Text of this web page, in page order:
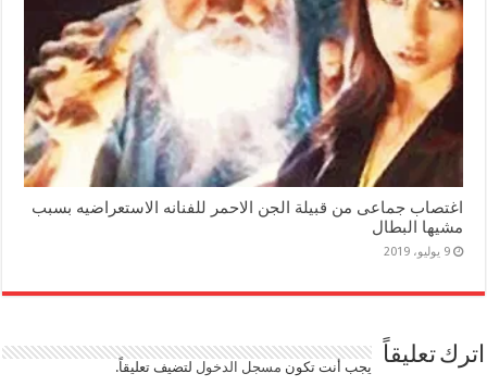
اغتصاب جماعى من قبيلة الجن الاحمر للفنانه الاستعراضيه بسبب
مشيها البطال
9 يوليو، 2019
اترك تعليقاً يجب أنت تكون مسجل الدخوللتضيف تعليقاً.